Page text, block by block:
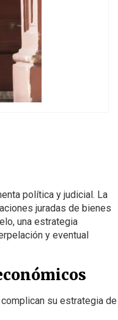
política y judicial. La
juradas de bienes
una estrategia
y eventual
su estrategia de